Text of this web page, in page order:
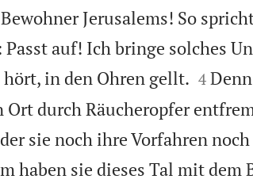
Jerusalems! So
auf! Ich bringe solches
hört, in den Ohren gellt.
4
durch Räucheropfer
sie noch ihre Vorfahren
haben sie dieses Tal mit